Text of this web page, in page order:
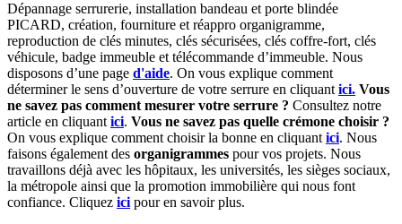
Dépannage serrurerie, installation bandeau et porte blindée
PICARD, création, fourniture et réappro organigramme,
reproduction de clés minutes, clés sécurisées, clés coffre-fort, clés
véhicule, badge immeuble et télécommande d’immeuble. Nous
disposons d’une page d'aide. On vous explique comment
déterminer le sens d’ouverture de votre serrure en cliquant ici. Vous
ne savez pas comment mesurer votre serrure ? Consultez notre
article en cliquant ici. Vous ne savez pas quelle crémone choisir ?
On vous explique comment choisir la bonne en cliquant ici. Nous
faisons également des organigrammes pour vos projets. Nous
travaillons déjà avec les hôpitaux, les universités, les sièges sociaux,
la métropole ainsi que la promotion immobilière qui nous font
confiance. Cliquez ici pour en savoir plus.